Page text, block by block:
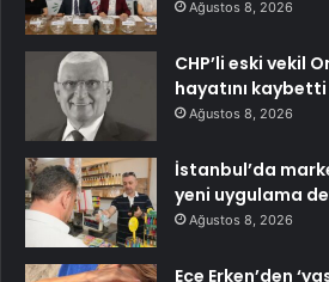
Ağustos 8, 2026
CHP’li eski vekil
hayatını kaybetti
Ağustos 8, 2026
İstanbul’da
yeni uygulama
Ağustos 8, 2026
Ece Erken’den